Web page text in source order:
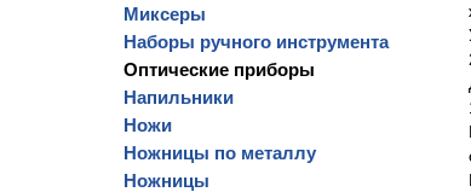
Миксеры
Наборы ручного инструмента
Оптические приборы
Напильники
Ножи
Ножницы по металлу
Ножницы